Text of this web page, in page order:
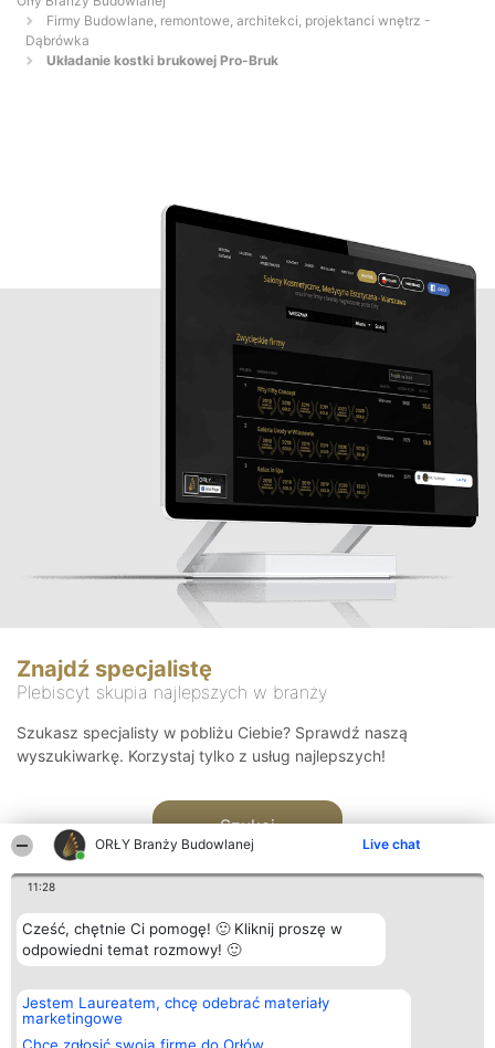
ORŁY Branży Budowlanej Live chat
11:28
Cześć, chętnie Ci pomogę! 🙂 Kliknij proszę w
odpowiedni temat rozmowy! 🙂
Jestem Laureatem, chcę odebrać materiały
marketingowe
Firmy Budowlane, remontowe, architekci, projektanci wnętrz -
Dąbrówka
Układanie kostki brukowej Pro-Bruk
Znajdź specjalistę
Plebiscyt skupia najlepszych w branży
Szukasz specjalisty w pobliżu Ciebie? Sprawdź naszą
wyszukiwarkę. Korzystaj tylko z usług najlepszych!
Szukaj
Organizator plebiscytu
Bright Side Solutions sp. z o.
o. sp. k.
ul. Ruska 22
Plebiscyt
Laureaci
wszystkich
Kontakt
Kontakt